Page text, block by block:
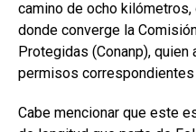
camino de ocho
donde converge la
Protegidas (Conanp),
permisos
Cabe mencionar que este